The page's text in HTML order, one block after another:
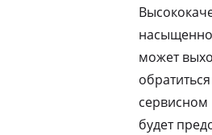
может
будет